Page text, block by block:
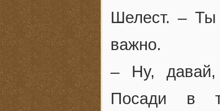
Шелест. – Ты
важно.
– Ну, давай,
Посади в